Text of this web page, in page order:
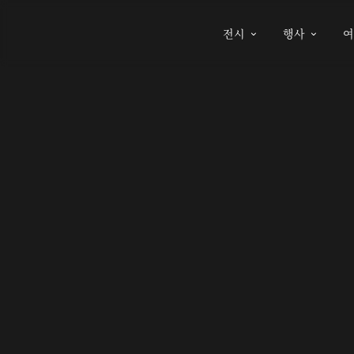
전시  행사 